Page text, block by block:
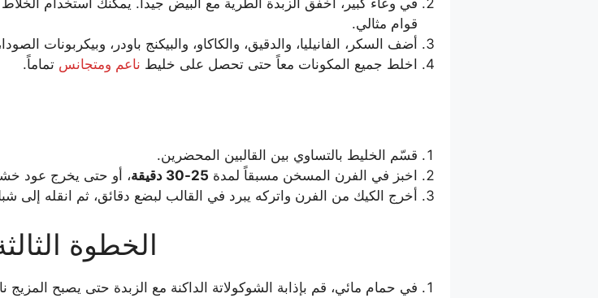
قوام مثالي.
أضف السكر، الفانيليا، والدقيق، والكاكاو، والبيكنج باودر، وبيكربونات
اخلط جميع المكونات معاً حتى تحصل على خليط ناعم ومتجانس تماماً.
قسّم الخليط بالتساوي بين القالبين المحضرين.
اخبز في الفرن المسخن مسبقاً لمدة 25-30 دقيقة
، أو حتى يخرج عود
أخرج الكيك من الفرن واتركه يبرد في القالب لبضع دقائق، ثم انقله إلى
الخطوة
في حمام مائي، قم بإذابة الشوكولاتة الداكنة مع الزبدة حتى يصبح المزيج